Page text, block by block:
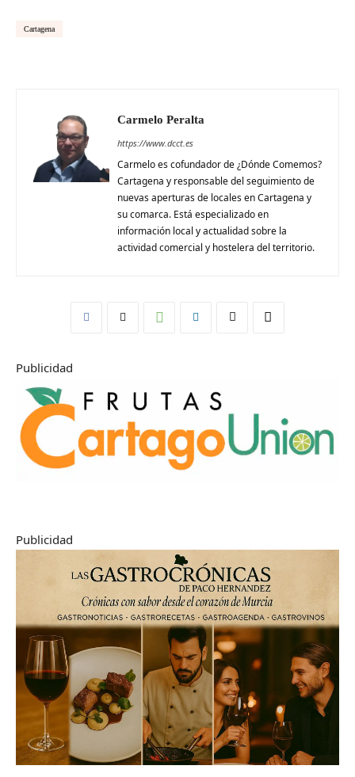
Cartagena
Carmelo Peralta
https://www.dcct.es
Carmelo es cofundador de ¿Dónde Comemos?
Cartagena y responsable del seguimiento de
nuevas aperturas de locales en Cartagena y
su comarca. Está especializado en
información local y actualidad sobre la
actividad comercial y hostelera del territorio.
Publicidad
Publicidad